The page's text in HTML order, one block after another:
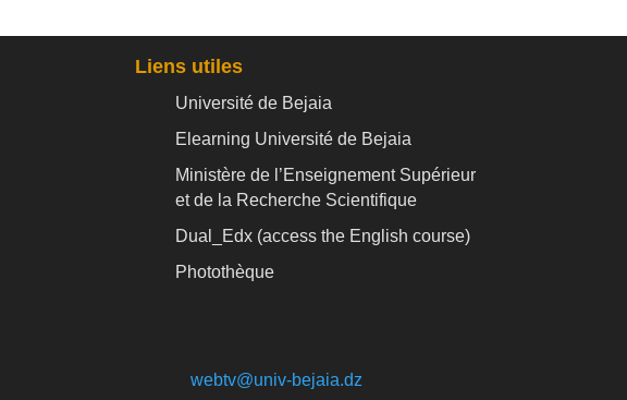
Liens utiles
Université de Bejaia
Elearning Université de Bejaia
Ministère de l’Enseignement Supérieur
et de la Recherche Scientifique
Dual_Edx (access the English course)
Photothèque
webtv@univ-bejaia.dz